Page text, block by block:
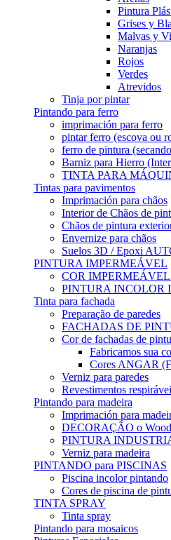
Pintura
Grises y
Malvas y
Naranjas
Rojos
Verdes
Atrevidos
Tinja por pintar
Pintando para ferro
imprimación para ferro
pintar ferro (escova ou
ferro de pintura
Barniz para Hierro
TINTA PARA
Tintas para pavimentos
Imprimación para chãos
Interior de Chãos de
Chãos de pintura
Envernize para chãos
Suelos 3D / Epoxi
PINTURA IMPERMEÁVEL
COR IMPERMEÁVEL
PINTURA INCOLOR
Tinta para fachada
Preparação de paredes
FACHADAS DE
Cor de fachadas de
Fabricamos sua
Cores ANGAR
Verniz para paredes
Revestimentos
Pintando para madeira
Imprimación para
DECORAÇÃO o
PINTURA
Verniz para madeira
PINTANDO para PISCINAS
Piscina incolor pintando
Cores de piscina de
TINTA SPRAY
Tinta spray
Pintando para mosaicos